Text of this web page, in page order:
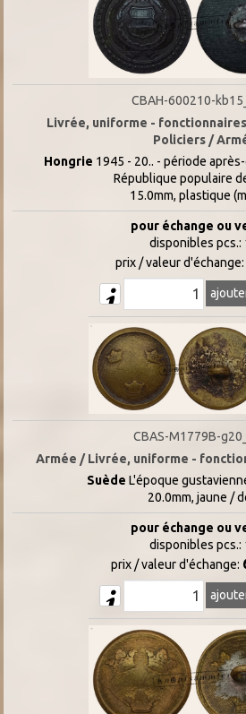
CBAH-600210-
Livrée, uniforme -
Policiers /
Hongrie 1945 - 20.. - période
République populaire
15.0mm, plastique
pour échange ou
disponibles pcs.:
prix / valeur d'échange:
CBAS-M1779B-
Armée / Livrée, uniforme -
Suède L'époque
20.0mm, jaune /
pour échange ou
disponibles pcs.:
prix / valeur d'échange: